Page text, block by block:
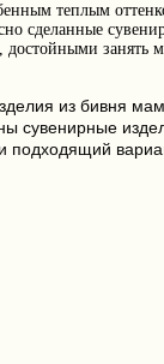
теплым
сделанные
занять
из бивня
сувенирные
подходящий